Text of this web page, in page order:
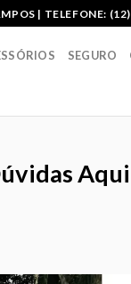
| TELEFONE:
SEGURO
Aqui